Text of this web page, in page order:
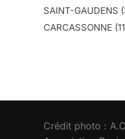
SAINT-GAUDENS
CARCASSONNE
Crédit photo :